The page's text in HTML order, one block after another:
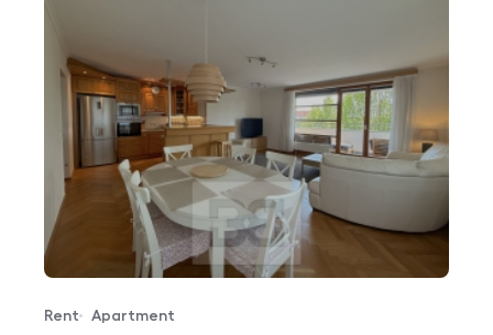
Offer type
Rent
Property type
Apartment